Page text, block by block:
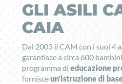
GLI ASILI
CAIA
Dal 2003 il CAM con i suoi 4
garantisce a circa 600
programma di educazione
fornisceun’istruzione di